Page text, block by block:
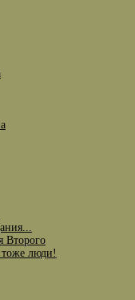
Второго
люди!